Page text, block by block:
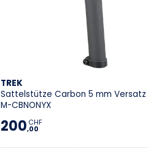
TREK
Sattelstütze Carbon 5 mm Versatz
M-CBNONYX
200,00
CHF